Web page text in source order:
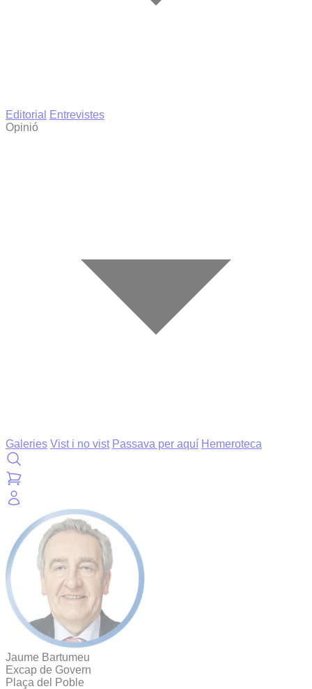
Editorial
Entrevistes
Opinió
Galeries Vist i no vist Passava per aquí Hemeroteca
Jaume Bartumeu
Excap de Govern
Plaça del Poble